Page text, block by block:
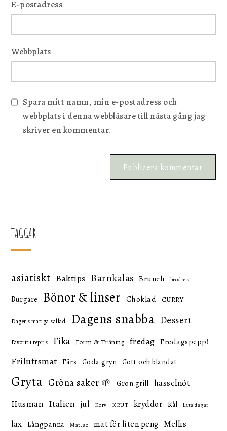
E-postadress
Webbplats
Spara mitt namn, min e-postadress och
webbplats i denna webbläsare till nästa gång jag
skriver en kommentar.
TAGGAR
asiatiskt Baktips Barnkalas Brunch brödrest
Burgare Bönor & linser Choklad CURRY
Dagens matiga sallad Dagens snabba Dessert
Favorit i repris Fika Form & Träning fredag Fredagspepp!
Friluftsmat Färs Goda gryn Gott och blandat
Gryta Gröna saker 🌱 Grön grill hasselnöt
Husman Italien jul Korv KRUT kryddor Kål Lata dagar
lax Långpanna Mat.se mat för liten peng Mellis